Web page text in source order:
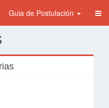
Guia de Postulación